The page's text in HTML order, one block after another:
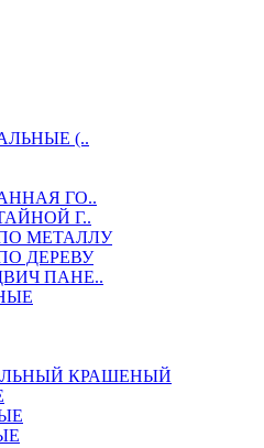
(..
ГО..
Г..
МЕТАЛЛУ
ДЕРЕВУ
ПАНЕ..
КРАШЕНЫЙ